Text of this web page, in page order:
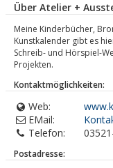
Über Atelier +
Meine Kinderbücher,
Kunstkalender gibt es
Schreib- und Hörspiel-
Projekten.
Kontaktmöglichkeiten:
Web:
EMail:
Telefon:
Postadresse: